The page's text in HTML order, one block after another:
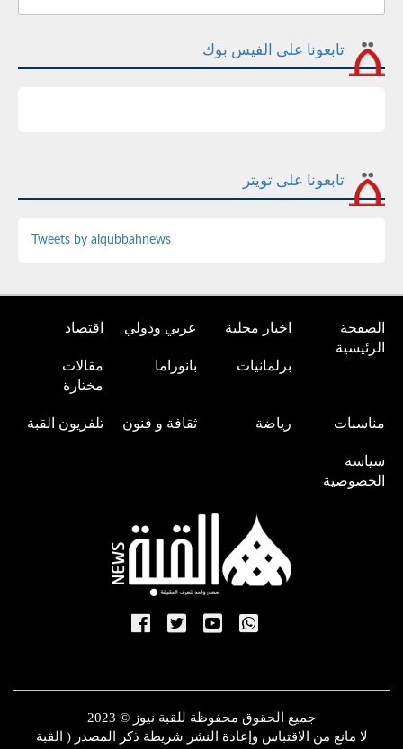
تابعونا على الفيس بوك
تابعونا على تويتر
Tweets by alqubbahnews
الصفحة
الرئيسية
اخبار محلية عربي ودولي اقتصاد
برلمانيات بانوراما
مقالات
مختارة
مناسبات رياضة ثقافة و فنون تلفزيون القبة
سياسة
الخصوصية
جميع الحقوق محفوظة للقبة نيوز © 2023
لا مانع من الاقتباس وإعادة النشر شريطة ذكر المصدر ( القبة